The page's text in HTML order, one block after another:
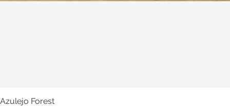
Azulejo Forest